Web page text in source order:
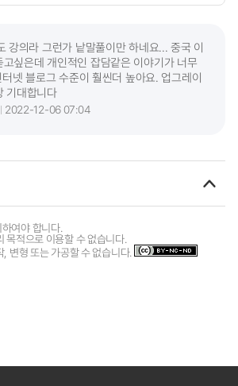
강의라 그런가 낱말풀이만 하네요... 중국 이
고싶은데 개인적인 잡담같은 이야기가 너무
넷 블로그 수준이 훨씬더 높아요. 업그레이
기대합니다
2022-12-06 07:04
여야 합니다.
목적으로 이용할 수 없습니다.
변형 또는 가공할 수 없습니다.